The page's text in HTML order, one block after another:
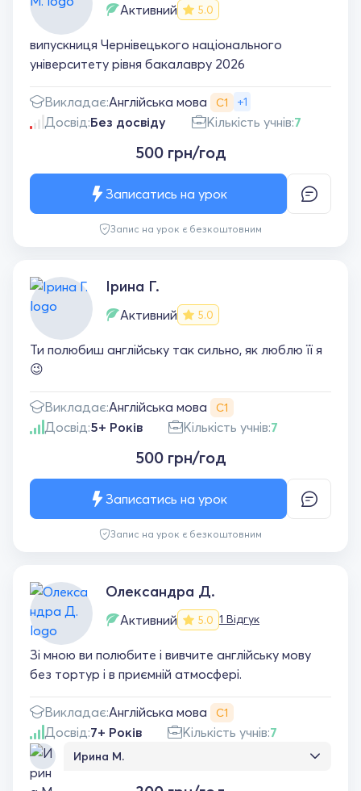
Активний 5.0
випускниця Чернівецького національного
університету рівня бакалавру 2026
Викладає:Англійська мова С1 +1
Досвід:Без досвіду Кількість учнів:7
500 грн/год
Запис на урок є безкоштовним
Записатись на урок
Ірина Г.
Активний 5.0
Ти полюбиш англійську так сильно, як люблю її я
😉
Викладає:Англійська мова С1
Досвід:5+ Років Кількість учнів:7
500 грн/год
Запис на урок є безкоштовним
Записатись на урок
Олександра Д.
Активний 5.0 1 Відгук
Зі мною ви полюбите і вивчите англійську мову
без тортур і в приємній атмосфері.
Викладає:Англійська мова С1
Досвід:7+ Років Кількість учнів:7
Ирина М.